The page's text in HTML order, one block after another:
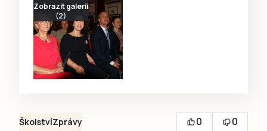
Zobrazit galerii
(2)
ŠkolstvíZprávy 0
0